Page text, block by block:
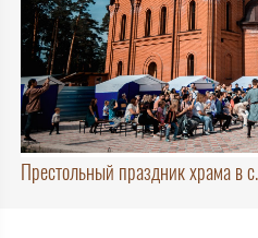
Престольный праздник храма в